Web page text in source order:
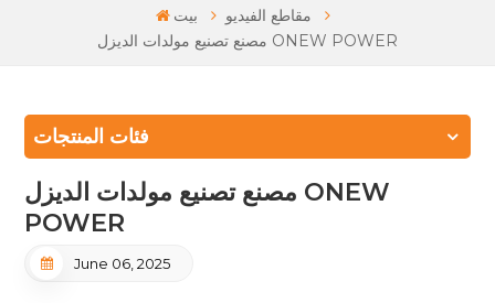
بيت
مقاطع الفيديو
مصنع تصنيع مولدات الديزل ONEW POWER
فئات المنتجات
مصنع تصنيع مولدات الديزل ONEW
POWER
June 06, 2025